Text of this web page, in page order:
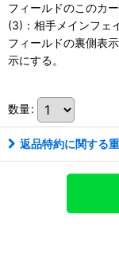
フィールドのこのカ
(3)：相手メインフェ
フィールドの裏側表
示にする。
数量:
返品特約に関する